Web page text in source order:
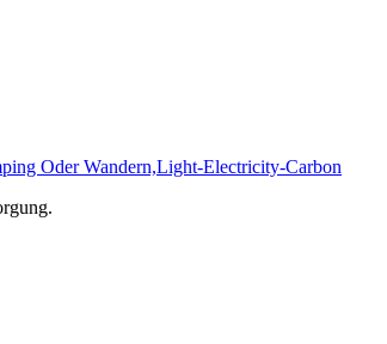
Oder Wandern,Light-Electricity-Carbon